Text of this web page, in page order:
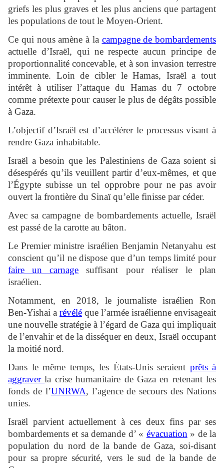
griefs les plus graves et les plus anciens que partagent
les populations de tout le Moyen-Orient.
Ce qui nous amène à la campagne de bombardements
actuelle d’Israël, qui ne respecte aucun principe de
proportionnalité concevable, et à son invasion terrestre
imminente. Loin de cibler le Hamas, Israël a tout
intérêt à utiliser l’attaque du Hamas du 7 octobre
comme prétexte pour causer le plus de dégâts possible
à Gaza.
L’objectif d’Israël est d’accélérer le processus visant à
rendre Gaza inhabitable.
Israël a besoin que les Palestiniens de Gaza soient si
désespérés qu’ils veuillent partir d’eux-mêmes, et que
l’Égypte subisse un tel opprobre pour ne pas avoir
ouvert la frontière du Sinaï qu’elle finisse par céder.
Avec sa campagne de bombardements actuelle, Israël
est passé de la carotte au bâton.
Le Premier ministre israélien Benjamin Netanyahu est
conscient qu’il ne dispose que d’un temps limité pour
faire un carnage suffisant pour réaliser le plan
israélien.
Notamment, en 2018, le journaliste israélien Ron
Ben-Yishai a révélé que l’armée israélienne envisageait
une nouvelle stratégie à l’égard de Gaza qui impliquait
de l’envahir et de la disséquer en deux, Israël occupant
la moitié nord.
Dans le même temps, les États-Unis seraient prêts à
aggraverla crise humanitaire de Gaza en retenant les
fonds de l’UNRWA, l’agence de secours des Nations
unies.
Israël parvient actuellement à ces deux fins par ses
bombardements et sa demande d’ « évacuation » de la
population du nord de la bande de Gaza, soi-disant
pour sa propre sécurité, vers le sud de la bande de